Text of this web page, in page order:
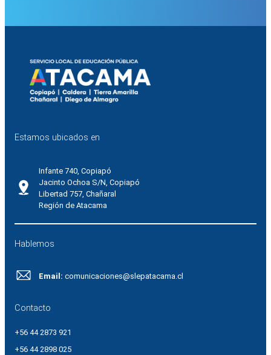
Estamos ubicados en
Infante 740, Copiapó
Jacinto Ochoa S/N, Copiapó
Libertad 757, Chañaral
Región de Atacama
Hablemos
Email: comunicaciones@slepatacama.cl
Contacto
+56 44 2873 921
+56 44 2898 025